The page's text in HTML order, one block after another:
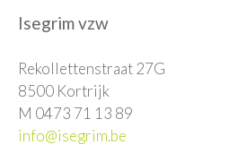
Isegrim vzw
Rekollettenstraat 27G
8500 Kortrijk
M 0473 71 13 89
info@isegrim.be